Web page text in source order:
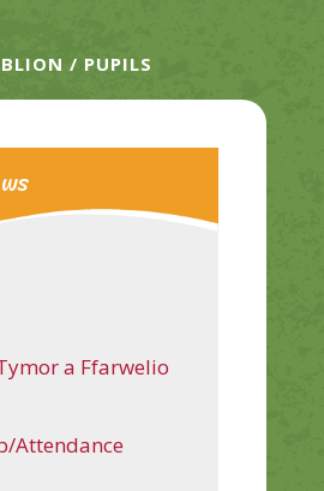
/ PUPILS
a Ffarwelio
Attendance